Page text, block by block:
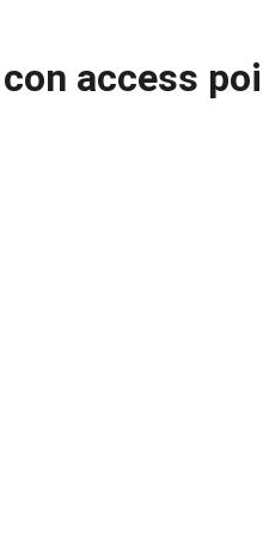
access